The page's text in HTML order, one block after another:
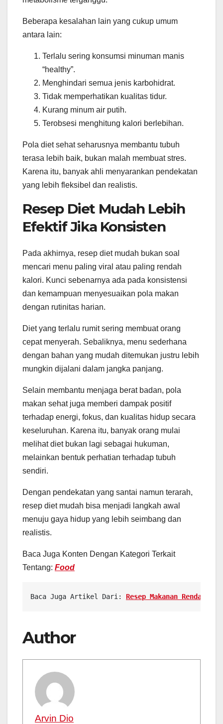
Beberapa kesalahan lain yang cukup umum
antara lain:
Terlalu sering konsumsi minuman manis
“healthy”.
Menghindari semua jenis karbohidrat.
Tidak memperhatikan kualitas tidur.
Kurang minum air putih.
Terobsesi menghitung kalori berlebihan.
Pola diet sehat seharusnya membantu tubuh
terasa lebih baik, bukan malah membuat stres.
Karena itu, banyak ahli menyarankan pendekatan
yang lebih fleksibel dan realistis.
Resep Diet Mudah Lebih
Efektif Jika Konsisten
Pada akhirnya, resep diet mudah bukan soal
mencari menu paling viral atau paling rendah
kalori. Kunci sebenarnya ada pada konsistensi
dan kemampuan menyesuaikan pola makan
dengan rutinitas harian.
Diet yang terlalu rumit sering membuat orang
cepat menyerah. Sebaliknya, menu sederhana
dengan bahan yang mudah ditemukan justru lebih
mungkin dijalani dalam jangka panjang.
Selain membantu menjaga berat badan, pola
makan sehat juga memberi dampak positif
terhadap energi, fokus, dan kualitas hidup secara
keseluruhan. Karena itu, banyak orang mulai
melihat diet bukan lagi sebagai hukuman,
melainkan bentuk perhatian terhadap tubuh
sendiri.
Dengan pendekatan yang santai namun terarah,
resep diet mudah bisa menjadi langkah awal
menuju gaya hidup yang lebih seimbang dan
realistis.
Baca Juga Konten Dengan Kategori Terkait
Tentang: Food
Baca Juga Artikel Dari: Resep Makanan Rendah
Author
Arvin Dio